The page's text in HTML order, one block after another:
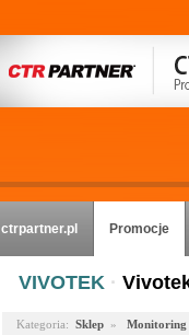
ctrpartner.pl Promocje
VIVOTEK ·
Kategoria: Sklep» Monitoring